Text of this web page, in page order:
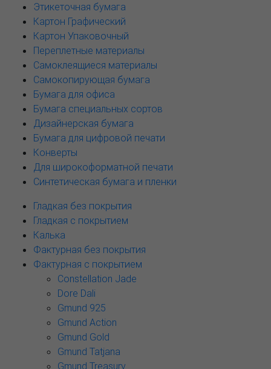
Этикеточная бумага
Картон Графический
Картон Упаковочный
Переплетные материалы
Самоклеящиеся материалы
Самокопирующая бумага
Бумага для офиса
Бумага специальных сортов
Дизайнерская бумага
Бумага для цифровой печати
Конверты
Для широкоформатной печати
Синтетическая бумага и пленки
Гладкая без покрытия
Гладкая с покрытием
Калька
Фактурная без покрытия
Фактурная с покрытием
Constellation Jade
Dore Dali
Gmund 925
Gmund Action
Gmund Gold
Gmund Tatjana
Gmund Treasury